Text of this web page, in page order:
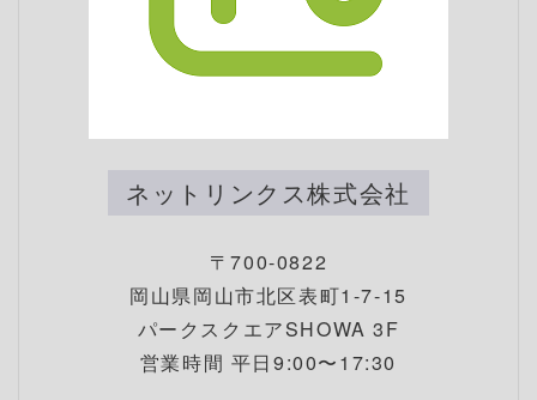
ネットリンクス株式会社
〒700-0822
岡山県岡山市北区表町1-7-15
パークスクエアSHOWA 3F
営業時間 平日9:00〜17:30